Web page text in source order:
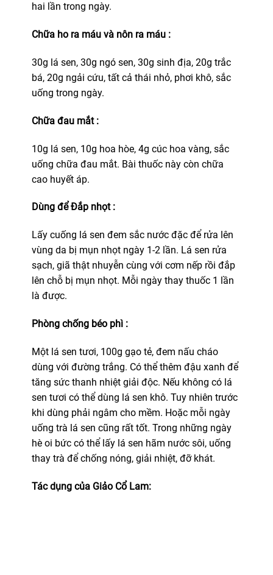
hai lần trong ngày.
Chữa ho ra máu và nôn ra máu :
30g lá sen, 30g ngó sen, 30g sinh địa, 20g trắc
bá, 20g ngải cứu, tất cả thái nhỏ, phơi khô, sắc
uống trong ngày.
Chữa đau mắt :
10g lá sen, 10g hoa hòe, 4g cúc hoa vàng, sắc
uống chữa đau mắt. Bài thuốc này còn chữa
cao huyết áp.
Dùng để Đắp nhọt :
Lấy cuống lá sen đem sắc nước đặc để rửa lên
vùng da bị mụn nhọt ngày 1-2 lần. Lá sen rửa
sạch, giã thật nhuyễn cùng với cơm nếp rồi đắp
lên chỗ bị mụn nhọt. Mỗi ngày thay thuốc 1 lần
là được.
Phòng chống béo phì :
Một lá sen tươi, 100g gạo tẻ, đem nấu cháo
dùng với đường trắng. Có thể thêm đậu xanh để
tăng sức thanh nhiệt giải độc. Nếu không có lá
sen tươi có thể dùng lá sen khô. Tuy nhiên trước
khi dùng phải ngâm cho mềm. Hoặc mỗi ngày
uống trà lá sen cũng rất tốt. Trong những ngày
hè oi bức có thể lấy lá sen hãm nước sôi, uống
thay trà để chống nóng, giải nhiệt, đỡ khát.
Tác dụng của Giảo Cổ Lam: